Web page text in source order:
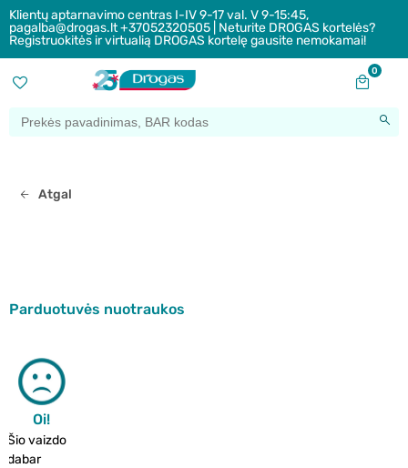
Klientų aptarnavimo centras I-IV 9-17 val. V 9-15:45,
pagalba@drogas.lt +37052320505 | Neturite DROGAS kortelės?
Registruokitės ir virtualią DROGAS kortelę gausite nemokamai!
0
Atgal
Parduotuvės nuotraukos
Oi!
Šio vaizdo
dabar